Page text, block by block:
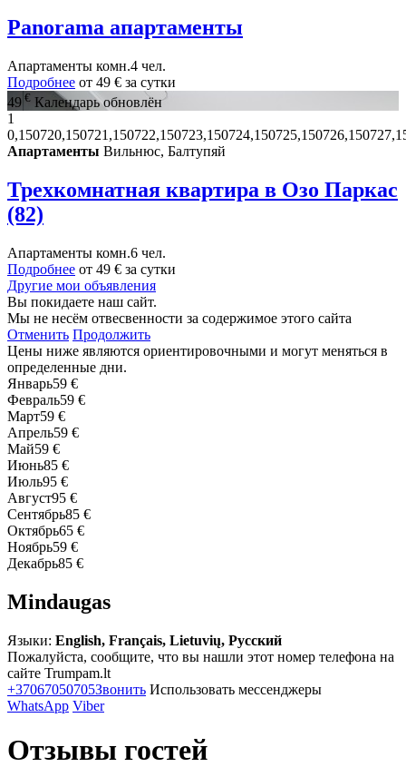
Panorama апартаменты
Апартаменты комн.4 чел.
Подробнее от 49 € за сутки
49 € Календарь обновлён
1
Апартаменты Вильнюс, Балтупяй
Трехкомнатная квартира в Озо Паркас
(82)
Апартаменты комн.6 чел.
Подробнее от 49 € за сутки
Другие мои объявления
Вы покидаете наш сайт.
Мы не несём отвесвенности за содержимое этого сайта
Отменить Продолжить
Цены ниже являются ориентировочными и могут меняться в
определенные дни.
Январь59 €
Февраль59 €
Март59 €
Апрель59 €
Май59 €
Июнь85 €
Июль95 €
Август95 €
Сентябрь85 €
Октябрь65 €
Ноябрь59 €
Декабрь85 €
Mindaugas
Языки: English, Français, Lietuvių, Русский
Пожалуйста, сообщите, что вы нашли этот номер телефона на
сайте Trumpam.lt
+37067050705Звонить Использовать мессенджеры
WhatsApp Viber
Отзывы гостей